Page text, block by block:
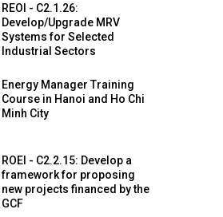
REOI - C2.1.26:
Develop/Upgrade MRV
Systems for Selected
Industrial Sectors
Energy Manager Training
Course in Hanoi and Ho Chi
Minh City
ROEI - C2.2.15: Develop a
framework for proposing
new projects financed by the
GCF